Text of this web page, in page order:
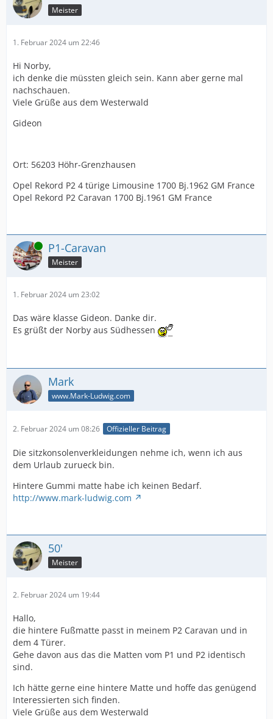
Meister
1. Februar 2024 um 22:46
Hi Norby,
ich denke die müssten gleich sein. Kann aber gerne mal
nachschauen.
Viele Grüße aus dem Westerwald
Gideon
Ort: 56203 Höhr-Grenzhausen
Opel Rekord P2 4 türige Limousine 1700 Bj.1962 GM France
Opel Rekord P2 Caravan 1700 Bj.1961 GM France
Online P1-Caravan
Meister
1. Februar 2024 um 23:02
Das wäre klasse Gideon. Danke dir.
Es grüßt der Norby aus Südhessen
Mark
www.Mark-Ludwig.com
2. Februar 2024 um 08:26 Offizieller Beitrag
Die sitzkonsolenverkleidungen nehme ich, wenn ich aus
dem Urlaub zurueck bin.
Hintere Gummi matte habe ich keinen Bedarf.
http://www.mark-ludwig.com
50'
Meister
2. Februar 2024 um 19:44
Hallo,
die hintere Fußmatte passt in meinem P2 Caravan und in
dem 4 Türer.
Gehe davon aus das die Matten vom P1 und P2 identisch
sind.
Ich hätte gerne eine hintere Matte und hoffe das genügend
Interessierten sich finden.
Viele Grüße aus dem Westerwald